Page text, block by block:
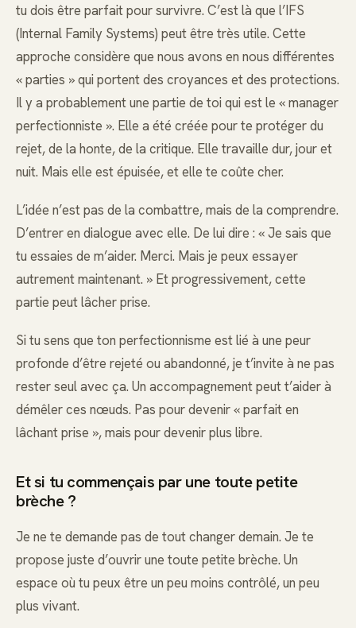
tu dois être parfait pour survivre. C’est là que l’IFS
(Internal Family Systems) peut être très utile. Cette
approche considère que nous avons en nous différentes
« parties » qui portent des croyances et des protections.
Il y a probablement une partie de toi qui est le « manager
perfectionniste ». Elle a été créée pour te protéger du
rejet, de la honte, de la critique. Elle travaille dur, jour et
nuit. Mais elle est épuisée, et elle te coûte cher.
L’idée n’est pas de la combattre, mais de la comprendre.
D’entrer en dialogue avec elle. De lui dire : « Je sais que
tu essaies de m’aider. Merci. Mais je peux essayer
autrement maintenant. » Et progressivement, cette
partie peut lâcher prise.
Si tu sens que ton perfectionnisme est lié à une peur
profonde d’être rejeté ou abandonné, je t’invite à ne pas
rester seul avec ça. Un accompagnement peut t’aider à
démêler ces nœuds. Pas pour devenir « parfait en
lâchant prise », mais pour devenir plus libre.
Et si tu commençais par une toute petite
brèche ?
Je ne te demande pas de tout changer demain. Je te
propose juste d’ouvrir une toute petite brèche. Un
espace où tu peux être un peu moins contrôlé, un peu
plus vivant.